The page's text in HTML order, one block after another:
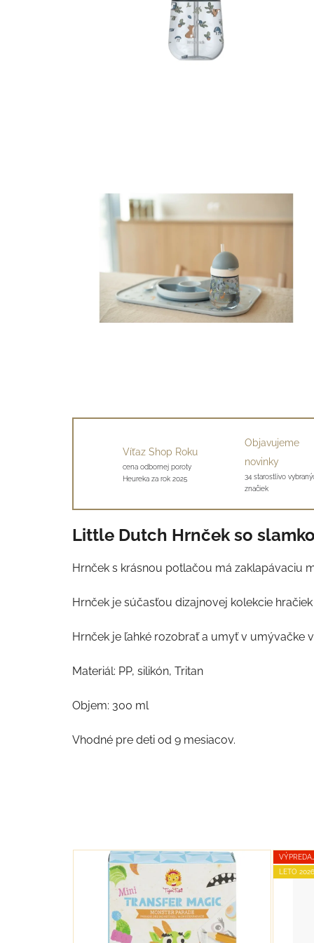
Víťaz Shop Roku
cena odbornej poroty
Heureka za rok 2025
Objavujeme
novinky
34 starostlivo
značiek
Little Dutch Hrnček so
Hrnček s krásnou potlačou má zaklapávaciu
Hrnček je súčasťou dizajnovej kolekcie
Hrnček je ľahké rozobrať a umyť v umývačke
Materiál: PP, silikón, Tritan
Objem: 300 ml
Vhodné pre deti od 9 mesiacov.
LETO